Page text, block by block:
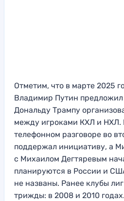
Отметим, что в марте 2025
Владимир Путин
Дональду Трампу
между игроками КХЛ и НХЛ.
телефонном разговоре во
поддержал инициативу, а
с Михаилом Дегтяревым
планируются в России и
не названы. Ранее клубы
трижды: в 2008 и 2010 годах.